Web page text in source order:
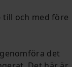
till och med före
det